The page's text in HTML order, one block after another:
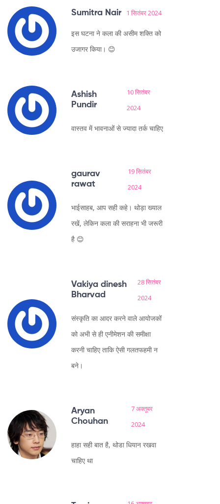
Sumitra Nair 1 सितंबर 2024
इस घटना ने कला की असीम शक्ति को
उजागर किया। 😊
Ashish
Pundir
10 सितंबर
2024
वास्तव में भावनाओं से ज्यादा तर्क चाहिए
gaurav
rawat
19 सितंबर
2024
भाईसाहब, आप सही कहे। थोड़ा ख्याल
रखें, लेकिन कला की सराहना भी जरूरी
है 😊
Vakiya dinesh
Bharvad
28 सितंबर
2024
संस्कृति का आदर करने वाले आयोजकों
को अभी से ही एनीमेशन की समीक्षा
करनी चाहिए ताकि ऐसी गलतफहमी न
बने।
Aryan
Chouhan
7 अक्तूबर
2024
हाहा सही बात है, थोडा धियान रखवा
चाहिए था